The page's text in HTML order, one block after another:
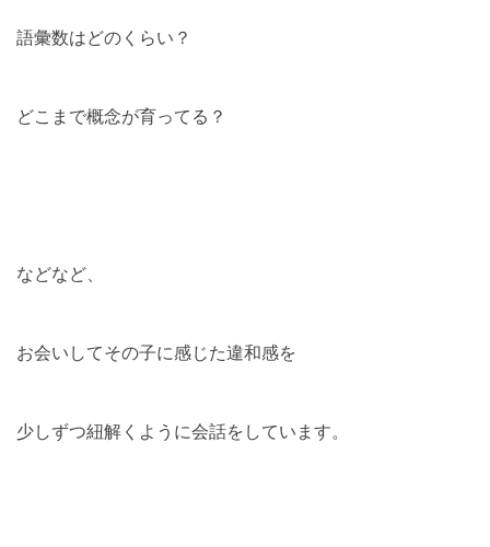
語彙数はどのくらい？
どこまで概念が育ってる？
などなど、
お会いしてその子に感じた違和感を
少しずつ紐解くように会話をしています。